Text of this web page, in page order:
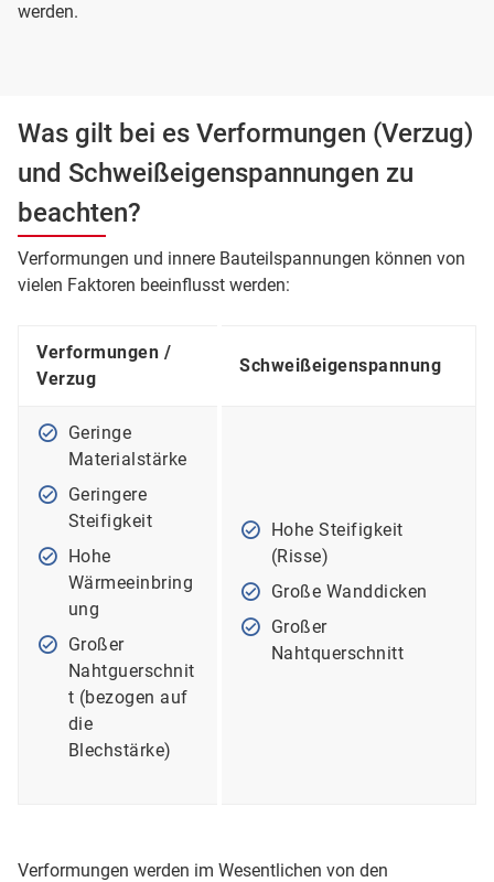
werden.
Was gilt bei es Verformungen (Verzug)
und Schweißeigenspannungen zu
beachten?
Verformungen und innere Bauteilspannungen können von
vielen Faktoren beeinflusst werden:
Verformungen /
Verzug
Schweißeigenspannung
Geringe
Materialstärke
Geringere
Steifigkeit
Hohe
Wärmeeinbring
ung
Großer
Nahtguerschnit
t (bezogen auf
die
Blechstärke)
Hohe Steifigkeit
(Risse)
Große Wanddicken
Großer
Nahtquerschnitt
Verformungen werden im Wesentlichen von den